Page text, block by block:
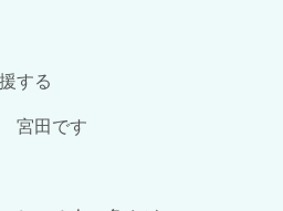
する
宮田です